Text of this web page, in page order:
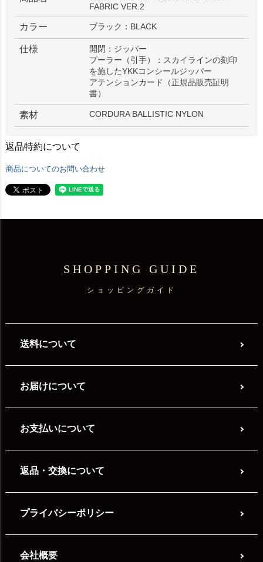
FABRIC VER.2
カラー ブラック：BLACK
仕様
開閉：ジッパー
プーラー（引手）：スカイラインの刻印
を施したYKKコンシールジッパー
アテンションカード（正規品販売証明
書）
素材 CORDURA BALLISTIC NYLON
返品特約について
商品についてのお問い合わせ
SHOPPING GUIDE
ショッピングガイド
送料について
お届けについて
お支払いについて
返品・交換について
プライバシーポリシー
会社概要